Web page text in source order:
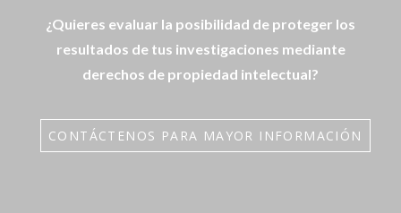
¿Quieres evaluar la posibilidad de proteger los
resultados de tus investigaciones mediante
derechos de propiedad intelectual?
CONTÁCTENOS PARA MAYOR INFORMACIÓN